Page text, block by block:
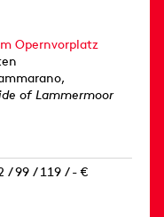
Opernvorplatz
of Lammermoor
/ 99 / 119 / - €